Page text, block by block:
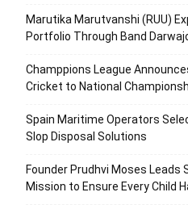
Marutika Marutvanshi (RUU)
Portfolio Through Band
Champpions League
Cricket to National
Spain Maritime Operators
Slop Disposal Solutions
Founder Prudhvi Moses Leads
Mission to Ensure Every Child